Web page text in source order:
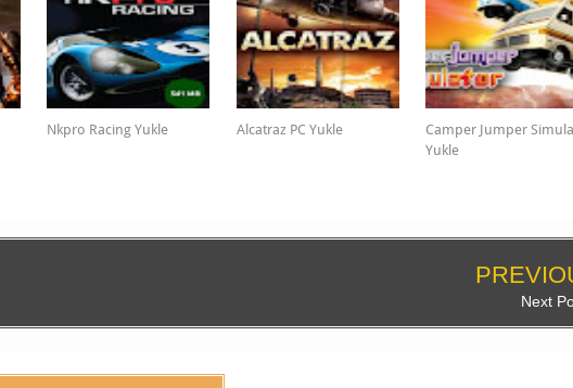
Nkpro Racing Yukle Alcatraz PC Yukle
Camper Jumper
Yukle
Next